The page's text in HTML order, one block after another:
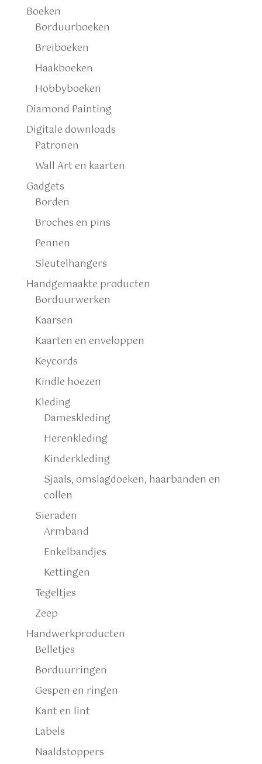
Boeken
Borduurboeken
Breiboeken
Haakboeken
Hobbyboeken
Diamond Painting
Digitale downloads
Patronen
Wall Art en kaarten
Gadgets
Borden
Broches en pins
Pennen
Sleutelhangers
Handgemaakte producten
Borduurwerken
Kaarsen
Kaarten en enveloppen
Keycords
Kindle hoezen
Kleding
Dameskleding
Herenkleding
Kinderkleding
Sjaals, omslagdoeken, haarbanden en
collen
Sieraden
Armband
Enkelbandjes
Kettingen
Tegeltjes
Zeep
Handwerkproducten
Belletjes
Borduurringen
Gespen en ringen
Kant en lint
Labels
Naaldstoppers